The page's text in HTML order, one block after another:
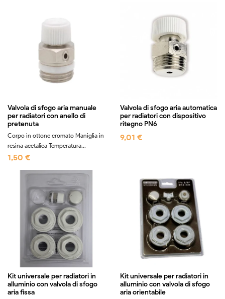
Valvola di sfogo aria manuale
per radiatori con anello di
pretenuta
Corpo in ottone cromato Maniglia in
resina acetalica Temperatura...
1,50 €
Valvola di sfogo aria automatica
per radiatori con dispositivo
ritegno PN6
9,01 €
Kit universale per radiatori in
alluminio con valvola di sfogo
aria fissa
Kit universale per radiatori in
alluminio con valvola di sfogo
aria orientabile